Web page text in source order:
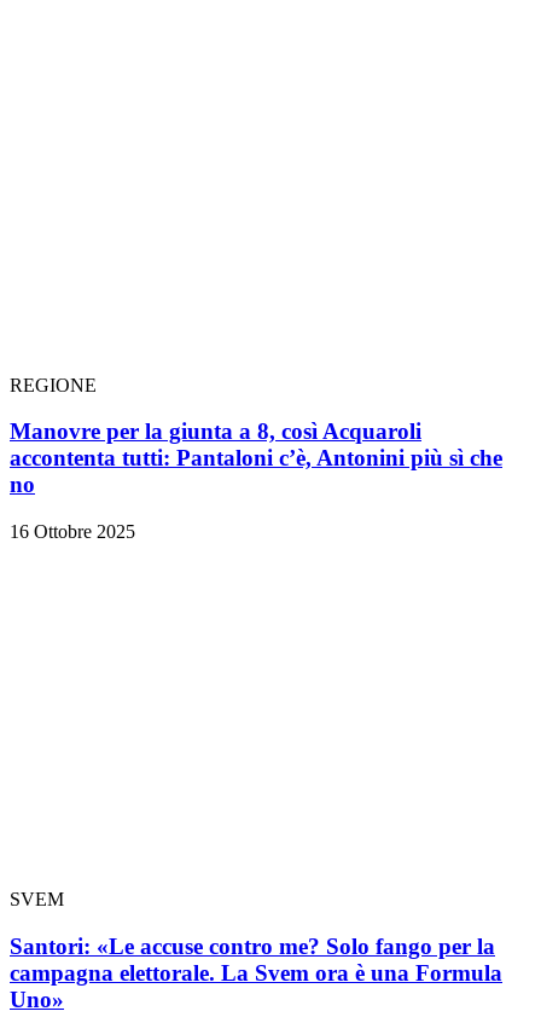
REGIONE
Manovre per la giunta a 8, così Acquaroli
accontenta tutti: Pantaloni c’è, Antonini più sì che
no
16 Ottobre 2025
SVEM
Santori: «Le accuse contro me? Solo fango per la
campagna elettorale. La Svem ora è una Formula
Uno»